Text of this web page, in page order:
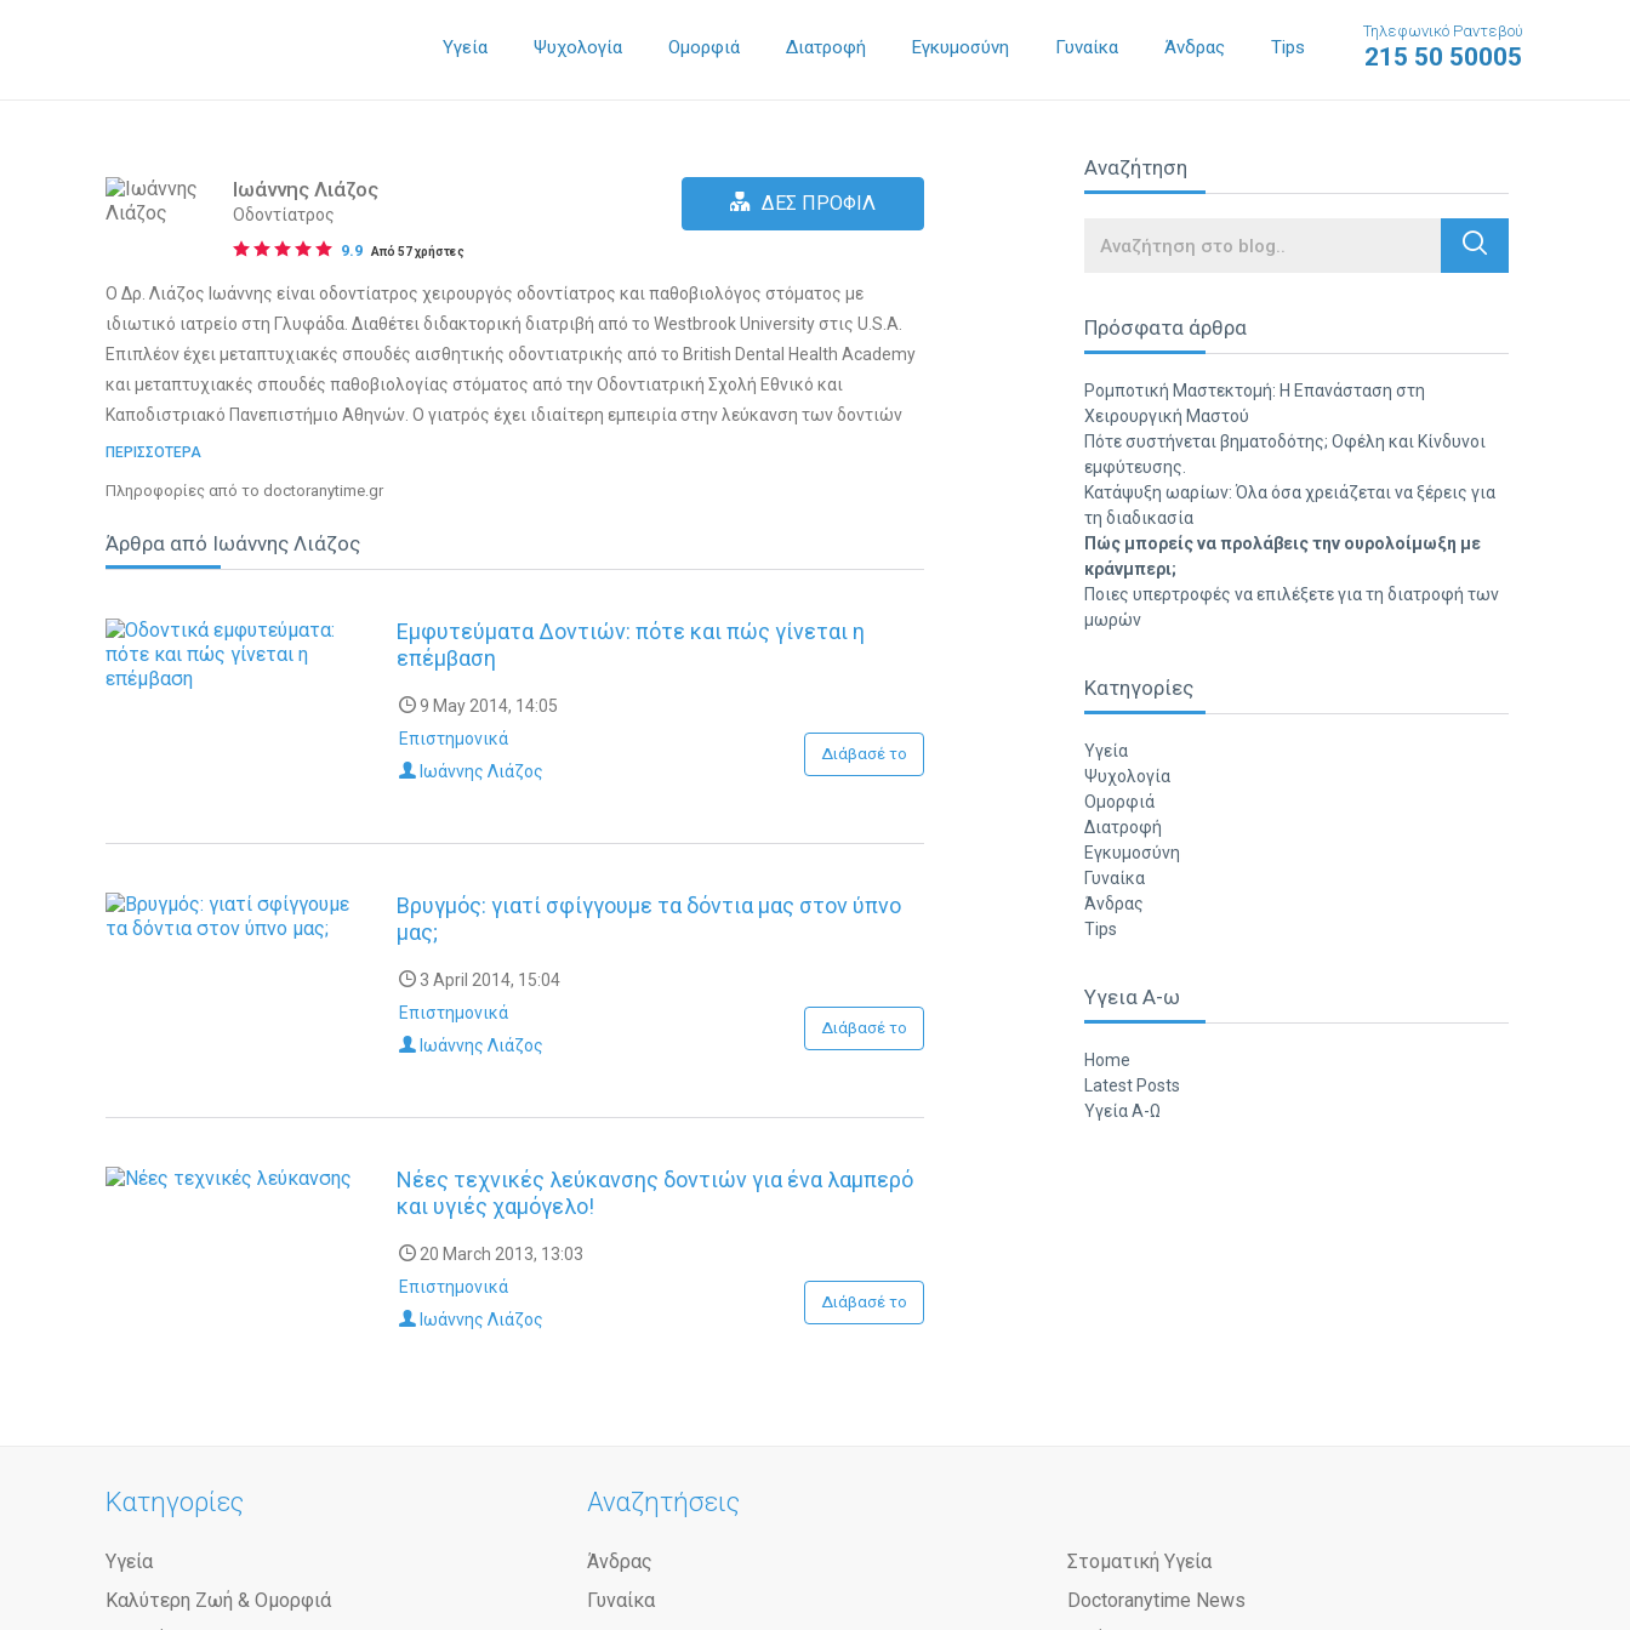
Υγεία Ψυχολογία Ομορφιά Διατροφή Εγκυμοσύνη Γυναίκα Άνδρας Tips
Τηλεφωνικό Ραντεβού
215 50 50005
Ιωάννης Λιάζος
Οδοντίατρος
9.9 Από 57 χρήστες
ΔΕΣ ΠΡΟΦΙΛ
Ο Δρ. Λιάζος Ιωάννης είναι οδοντίατρος χειρουργός οδοντίατρος και παθοβιολόγος στόματος με
ιδιωτικό ιατρείο στη Γλυφάδα. Διαθέτει διδακτορική διατριβή από το Westbrook University στις U.S.A.
Επιπλέον έχει μεταπτυχιακές σπουδές αισθητικής οδοντιατρικής από το British Dental Health Academy
και μεταπτυχιακές σπουδές παθοβιολογίας στόματος από την Οδοντιατρική Σχολή Εθνικό και
Καποδιστριακό Πανεπιστήμιο Αθηνών. Ο γιατρός έχει ιδιαίτερη εμπειρία στην λεύκανση των δοντιών
στον τομέα της αισθητικής οδοντιατρικής και στην ολιστική αντιμετώπιση ασθενών όπου σκοπός του
βοηθηθεί με σωστή χρήση botox να αποκαταστήσουν το πρόβλημα όπως οι ρυτίδες στο άνω χείλος που
λύνονται με τη χρήση υαλουρονικού οξέος.
ΠΕΡΙΣΣΟΤΕΡΑ
Πληροφορίες από το doctoranytime.gr
Άρθρα από Ιωάννης Λιάζος
Εμφυτεύματα Δοντιών: πότε και πώς γίνεται η
επέμβαση
9 May 2014, 14:05
Επιστημονικά
Ιωάννης Λιάζος
Διάβασέ το
Βρυγμός: γιατί σφίγγουμε τα δόντια μας στον ύπνο
μας;
3 April 2014, 15:04
Επιστημονικά
Ιωάννης Λιάζος
Διάβασέ το
Νέες τεχνικές λεύκανσης δοντιών για ένα λαμπερό
και υγιές χαμόγελο!
20 March 2013, 13:03
Επιστημονικά
Ιωάννης Λιάζος
Διάβασέ το
Αναζήτηση
Search
Πρόσφατα άρθρα
Ρομποτική Μαστεκτομή: Η Επανάσταση στη
Χειρουργική Μαστού
Πότε συστήνεται βηματοδότης; Οφέλη και Κίνδυνοι
εμφύτευσης.
Κατάψυξη ωαρίων: Όλα όσα χρειάζεται να ξέρεις για
τη διαδικασία
Πώς μπορείς να προλάβεις την ουρολοίμωξη με
κράνμπερι;
Ποιες υπερτροφές να επιλέξετε για τη διατροφή των
μωρών
Κατηγορίες
Υγεία
Ψυχολογία
Ομορφιά
Διατροφή
Εγκυμοσύνη
Γυναίκα
Άνδρας
Tips
Υγεια Α-ω
Home
Latest Posts
Υγεία Α-Ω
Κατηγορίες
Υγεία
Καλύτερη Ζωή & Ομορφιά
Αναζητήσεις
Άνδρας
Γυναίκα
Στοματική Υγεία
Doctoranytime News